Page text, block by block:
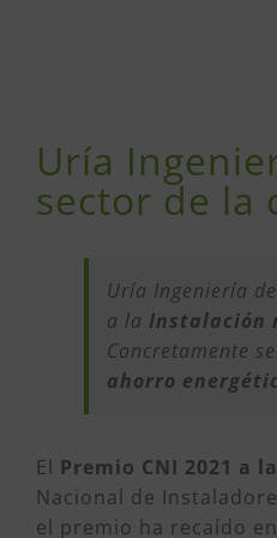
Uría
sector de la
Uría Ingeniería
a la Instalación
Concretamente
ahorro
El Premio CNI 2021 a
Nacional de
el premio ha recaído en